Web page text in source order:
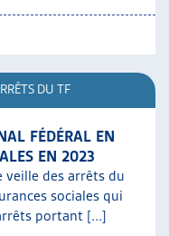
DU TF
FÉDÉRAL EN
EN 2023
veille des arrêts du
sociales qui
portant [...]